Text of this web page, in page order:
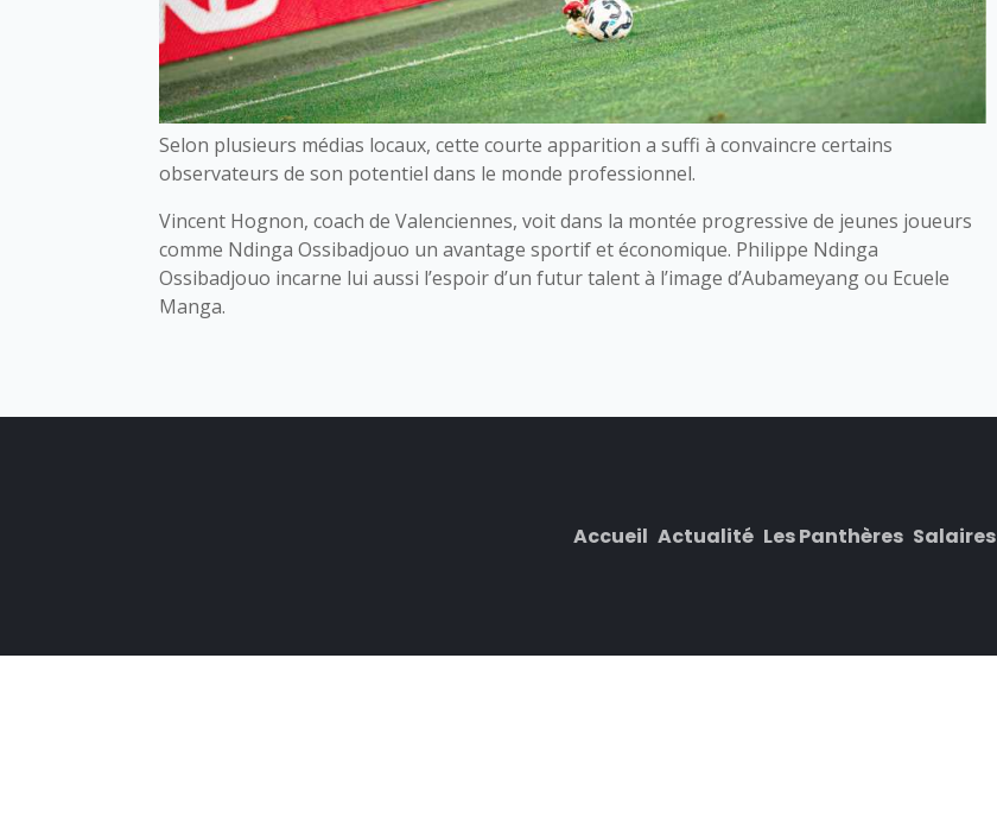
Selon plusieurs médias locaux, cette courte apparition a suffi à convaincre certains
observateurs de son potentiel dans le monde professionnel.
Vincent Hognon, coach de Valenciennes, voit dans la montée progressive de jeunes joueurs
comme Ndinga Ossibadjouo un avantage sportif et économique. Philippe Ndinga
Ossibadjouo incarne lui aussi l’espoir d’un futur talent à l’image d’Aubameyang ou Ecuele
Manga.
Accueil Actualité Les Panthères Salaires